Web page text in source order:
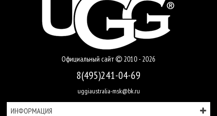
Официальный сайт 2010 - 2026
8(495)241-04-69
uggiaustralia-msk@bk.ru
ИНФОРМАЦИЯ